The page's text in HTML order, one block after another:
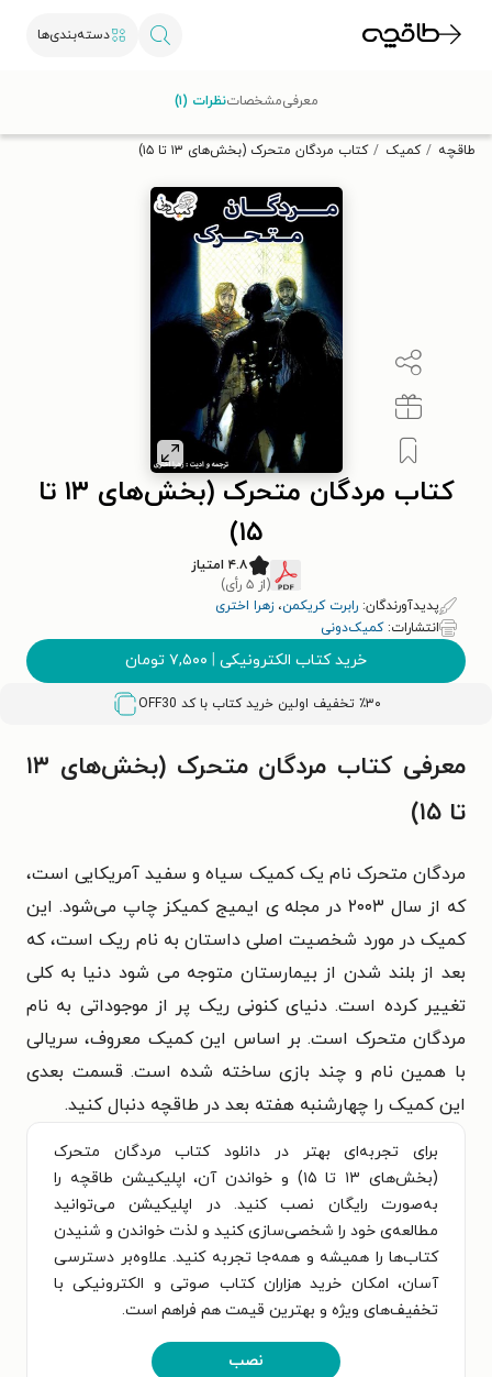
دسته‌بندی‌ها
تخفیف از طاقچه دریافت کن.
طاقچه کمیک کتاب مردگان متحرک (بخش‌های ۱۳ تا ۱۵)
کتاب مردگان متحرک (بخش‌های ۱۳ تا
۱۵)
۴.۸ امتیاز
(از ۵ رأی)
پدیدآورندگان: رابرت کریکمن، زهرا اختری
انتشارات:کمیک‌دونی
خرید کتاب الکترونیکی | ۷,۵۰۰ تومان
٪۳۰ تخفیف اولین خرید کتاب با کد OFF30
معرفیمشخصاتنظرات (۱)
معرفی کتاب مردگان متحرک (بخش‌های ۱۳
تا ۱۵)
مردگان متحرک نام یک کمیک سیاه و سفید آمریکایی است،
که از سال ۲۰۰۳ در مجله ی ایمیج کمیکز چاپ می‌شود. این
کمیک در مورد شخصیت اصلی داستان به نام ریک است، که
بعد از بلند شدن از بیمارستان متوجه می شود دنیا به کلی
تغییر کرده است. دنیای کنونی ریک پر از موجوداتی به نام
مردگان متحرک است. بر اساس این کمیک معروف، سریالی
با همین نام و چند بازی ساخته شده است. قسمت بعدی
این کمیک را چهارشنبه هفته بعد در طاقچه دنبال کنید.
برای تجربه‌ای بهتر در دانلود کتاب مردگان متحرک
(بخش‌های ۱۳ تا ۱۵) و خواندن آن، اپلیکیشن طاقچه را
به‌صورت رایگان نصب کنید. در اپلیکیشن می‌توانید
مطالعه‌ی خود را شخصی‌سازی کنید و لذت خواندن و شنیدن
کتاب‌ها را همیشه و همه‌جا تجربه کنید. علاوه‌بر دسترسی
آسان، امکان خرید هزاران کتاب صوتی و الکترونیکی با
تخفیف‌های ویژه و بهترین قیمت هم فراهم است.
نصب